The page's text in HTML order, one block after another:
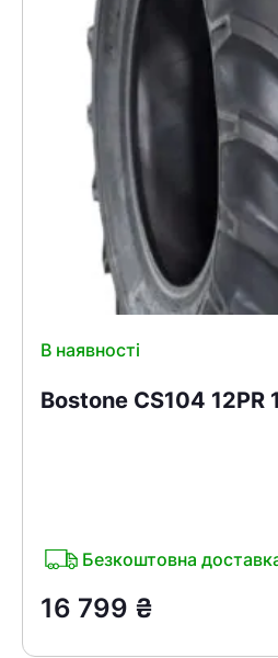
В наявності
Bostone CS104 12PR
Безкоштовна
16 799 ₴